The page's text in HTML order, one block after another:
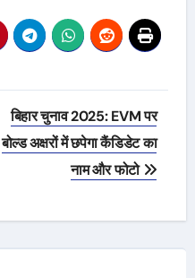
बिहार चुनाव 2025: EVM पर
बोल्ड अक्षरों में छपेगा कैंडिडेट का
नाम और फोटो